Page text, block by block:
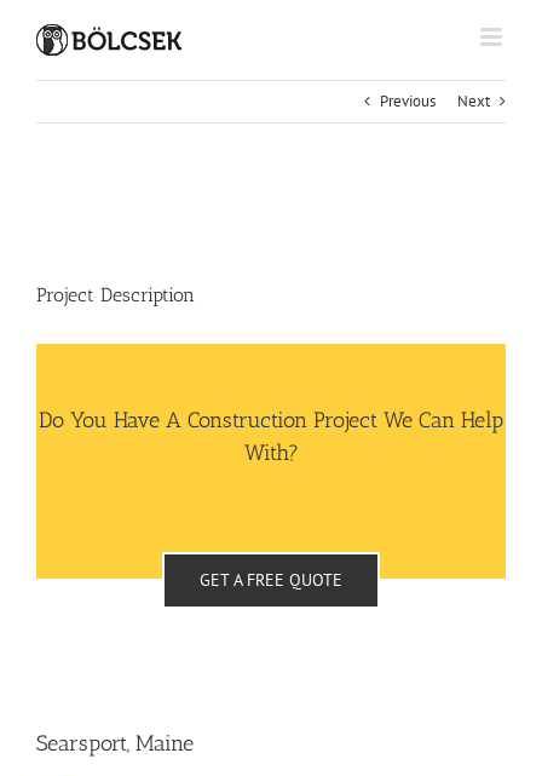
Previous Next
Project Description
Do You Have A Construction Project We Can Help
With?
GET A FREE QUOTE
Searsport, Maine